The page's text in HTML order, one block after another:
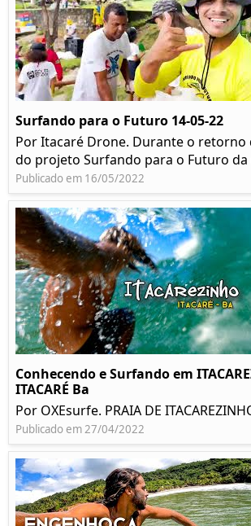
Surfando para o Futuro 14-05-22
Por Itacaré Drone. Durante o retorno
do projeto Surfando para o Futuro da
Publicado em 16/05/2022
Conhecendo e Surfando em
ITACARÉ Ba
Por OXEsurfe. PRAIA DE
Publicado em 27/04/2022